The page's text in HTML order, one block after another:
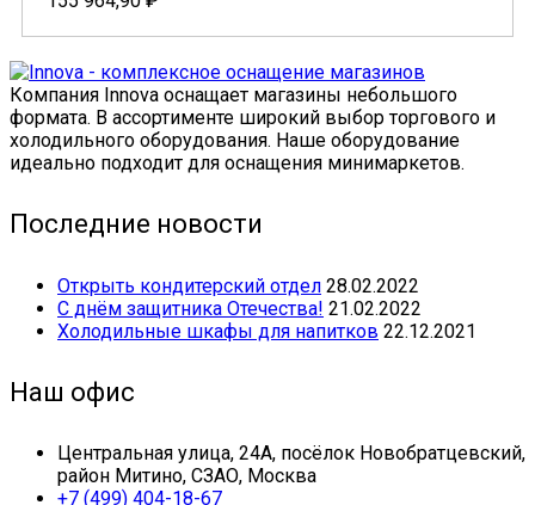
Компания Innova оснащает магазины небольшого
формата. В ассортименте широкий выбор торгового и
холодильного оборудования. Наше оборудование
идеально подходит для оснащения минимаркетов.
Последние новости
Открыть кондитерский отдел 28.02.2022
С днём защитника Отечества! 21.02.2022
Холодильные шкафы для напитков 22.12.2021
Наш офис
Центральная улица, 24А, посёлок Новобратцевский,
район Митино, СЗАО, Москва
+7 (499) 404-18-67